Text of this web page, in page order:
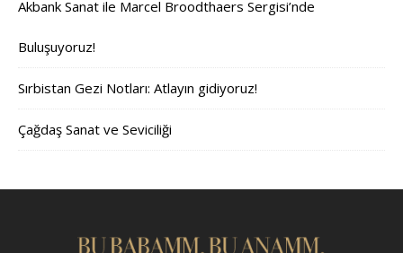
Akbank Sanat ile Marcel Broodthaers Sergisi’nde
Buluşuyoruz!
Sırbistan Gezi Notları: Atlayın gidiyoruz!
Çağdaş Sanat ve Seviciliği